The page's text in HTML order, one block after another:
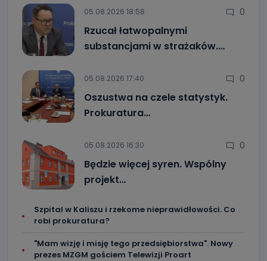
05.08.2026 18:58 0
Rzucał łatwopalnymi
substancjami w strażaków.…
05.08.2026 17:40 0
Oszustwa na czele statystyk.
Prokuratura…
05.08.2026 16:30 0
Będzie więcej syren. Wspólny
projekt…
Szpital w Kaliszu i rzekome nieprawidłowości. Co
robi prokuratura?
"Mam wizję i misję tego przedsiębiorstwa". Nowy
prezes MZGM gościem Telewizji Proart